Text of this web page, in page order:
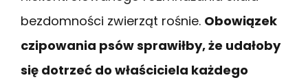
bezdomności zwierząt rośnie. Obowiązek
czipowania psów sprawiłby, że udałoby
się dotrzeć do właściciela każdego